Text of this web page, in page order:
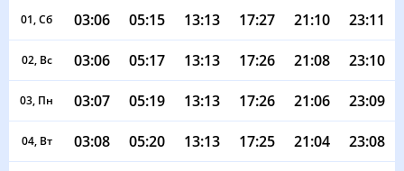
01, Сб 03:06 05:15 13:13 17:27 21:10 23:11
02, Вс 03:06 05:17 13:13 17:26 21:08 23:10
03, Пн 03:07 05:19 13:13 17:26 21:06 23:09
04, Вт 03:08 05:20 13:13 17:25 21:04 23:08